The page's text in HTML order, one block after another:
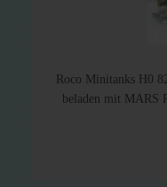
Roco Minitanks H0
beladen mit MARS